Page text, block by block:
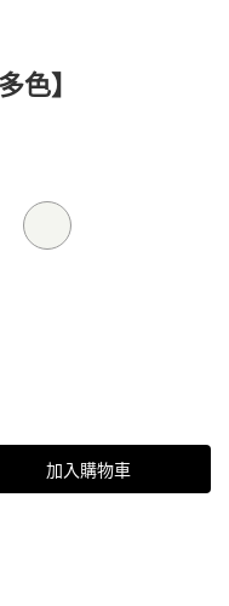
色】
加入購物車